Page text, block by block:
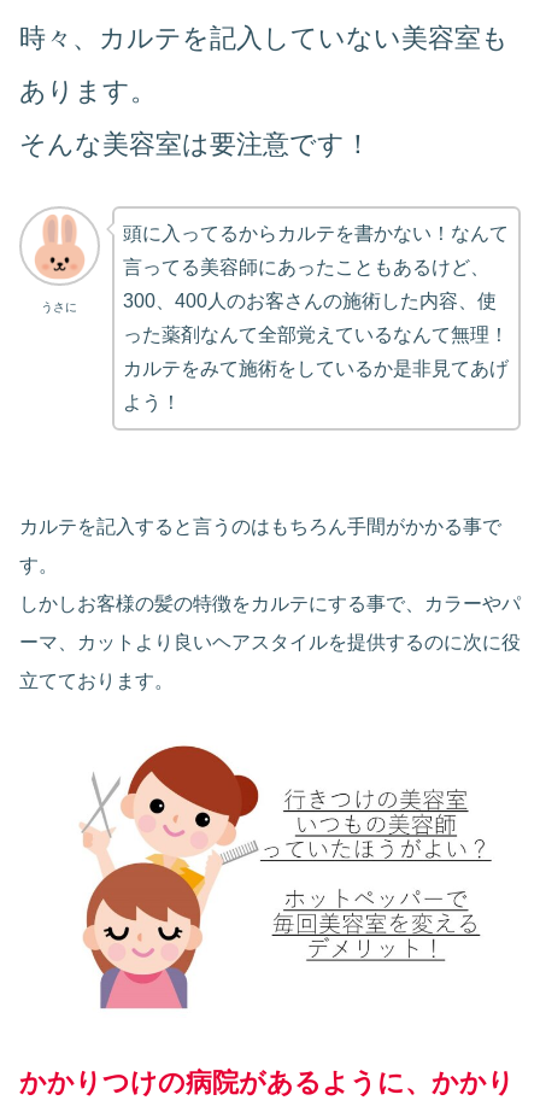
時々、カルテを記入していない美容室も
あります。
そんな美容室は要注意です！
うさに
頭に入ってるからカルテを書かない！なんて
言ってる美容師にあったこともあるけど、
300、400人のお客さんの施術した内容、使
った薬剤なんて全部覚えているなんて無理！
カルテをみて施術をしているか是非見てあげ
よう！
カルテを記入すると言うのはもちろん手間がかかる事で
す。
しかしお客様の髪の特徴をカルテにする事で、カラーやパ
ーマ、カットより良いヘアスタイルを提供するのに次に役
立てております。
かかりつけの病院があるように、かかり